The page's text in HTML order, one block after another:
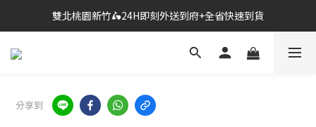
🔗點我跳轉進入👉台灣No2情趣用品商城
🔗點我跳轉進入👉台灣No2情趣用品商城
全台超商滿$600免運🎉網購獨享85折+滿千送百
🔗點我跳轉進入👉台灣No2情趣用品商城
分享到